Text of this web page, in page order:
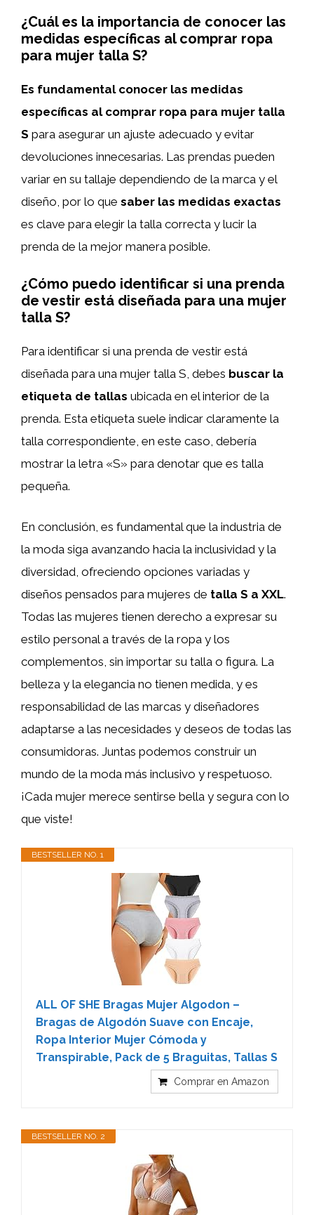
¿Cuál es la importancia de conocer las
medidas específicas al comprar ropa
para mujer talla S?
Es fundamental conocer las medidas
específicas al comprar ropa para mujer talla
S para asegurar un ajuste adecuado y evitar
devoluciones innecesarias. Las prendas pueden
variar en su tallaje dependiendo de la marca y el
diseño, por lo que saber las medidas exactas
es clave para elegir la talla correcta y lucir la
prenda de la mejor manera posible.
¿Cómo puedo identificar si una prenda
de vestir está diseñada para una mujer
talla S?
Para identificar si una prenda de vestir está
diseñada para una mujer talla S, debes buscar la
etiqueta de tallas ubicada en el interior de la
prenda. Esta etiqueta suele indicar claramente la
talla correspondiente, en este caso, debería
mostrar la letra «S» para denotar que es talla
pequeña.
En conclusión, es fundamental que la industria de
la moda siga avanzando hacia la inclusividad y la
diversidad, ofreciendo opciones variadas y
diseños pensados para mujeres de talla S a XXL.
Todas las mujeres tienen derecho a expresar su
estilo personal a través de la ropa y los
complementos, sin importar su talla o figura. La
belleza y la elegancia no tienen medida, y es
responsabilidad de las marcas y diseñadores
adaptarse a las necesidades y deseos de todas las
consumidoras. Juntas podemos construir un
mundo de la moda más inclusivo y respetuoso.
¡Cada mujer merece sentirse bella y segura con lo
que viste!
BESTSELLER NO. 1
ALL OF SHE Bragas Mujer Algodon –
Bragas de Algodón Suave con Encaje,
Ropa Interior Mujer Cómoda y
Transpirable, Pack de 5 Braguitas, Tallas S
Comprar en Amazon
BESTSELLER NO. 2